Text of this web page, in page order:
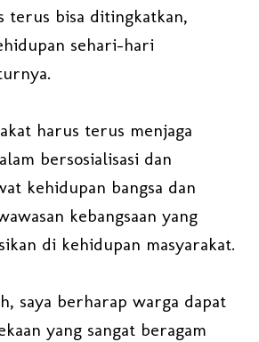
terus bisa ditingkatkan,
sehari-hari
harus terus menjaga
bersosialisasi dan
kehidupan bangsa dan
kebangsaan yang
di kehidupan masyarakat.
saya berharap warga dapat
yang sangat beragam